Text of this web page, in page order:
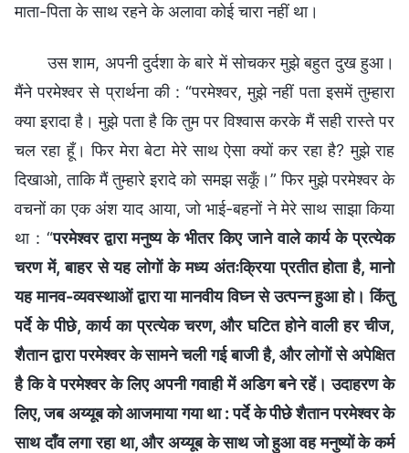
माता-पिता के साथ रहने के अलावा कोई चारा नहीं था।
उस शाम, अपनी दुर्दशा के बारे में सोचकर मुझे बहुत दुख हुआ।
मैंने परमेश्वर से प्रार्थना की : “परमेश्वर, मुझे नहीं पता इसमें तुम्हारा
क्या इरादा है। मुझे पता है कि तुम पर विश्वास करके मैं सही रास्ते पर
चल रहा हूँ। फिर मेरा बेटा मेरे साथ ऐसा क्यों कर रहा है? मुझे राह
दिखाओ, ताकि मैं तुम्हारे इरादे को समझ सकूँ।” फिर मुझे परमेश्वर के
वचनों का एक अंश याद आया, जो भाई-बहनों ने मेरे साथ साझा किया
था : “परमेश्वर द्वारा मनुष्य के भीतर किए जाने वाले कार्य के प्रत्येक
चरण में, बाहर से यह लोगों के मध्य अंतःक्रिया प्रतीत होता है, मानो
यह मानव-व्यवस्थाओं द्वारा या मानवीय विघ्न से उत्पन्न हुआ हो। किंतु
पर्दे के पीछे, कार्य का प्रत्येक चरण, और घटित होने वाली हर चीज,
शैतान द्वारा परमेश्वर के सामने चली गई बाजी है, और लोगों से अपेक्षित
है कि वे परमेश्वर के लिए अपनी गवाही में अडिग बने रहें। उदाहरण के
लिए, जब अय्यूब को आजमाया गया था : पर्दे के पीछे शैतान परमेश्वर के
साथ दाँव लगा रहा था, और अय्यूब के साथ जो हुआ वह मनुष्यों के कर्म